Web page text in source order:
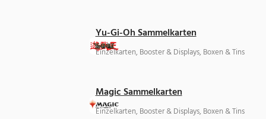
Yu-Gi-Oh Sammelkarten
Einzelkarten, Booster & Displays, Boxen & Tins
Magic Sammelkarten
Einzelkarten, Booster & Displays, Boxen & Tins